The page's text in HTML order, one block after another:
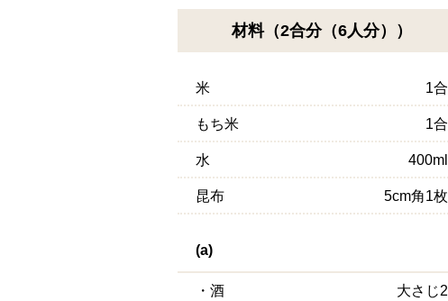
材料（2合分（6人分））
米 1合
もち米 1合
水 400ml
昆布 5cm角1枚
(a)
・酒 大さじ2